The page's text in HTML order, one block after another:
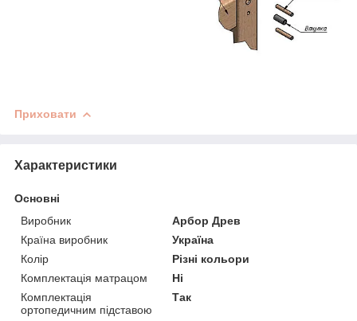
Приховати
Характеристики
Основні
Виробник
Арбор Древ
Країна виробник
Україна
Колір
Різні кольори
Комплектація матрацом
Ні
Комплектація
ортопедичним підставою
Так